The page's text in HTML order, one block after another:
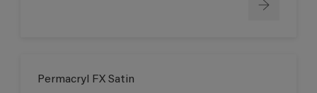
Permacryl FX Satin